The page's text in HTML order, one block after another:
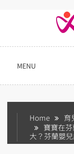
MENU
Home 育
寶寶在
大？芬蘭嬰